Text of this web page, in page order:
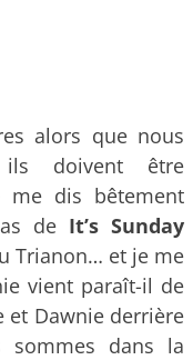
alors que nous
ils doivent être
dis bêtement
de It’s Sunday
Trianon… et je me
vient paraît-il de
et Dawnie derrière
dans la